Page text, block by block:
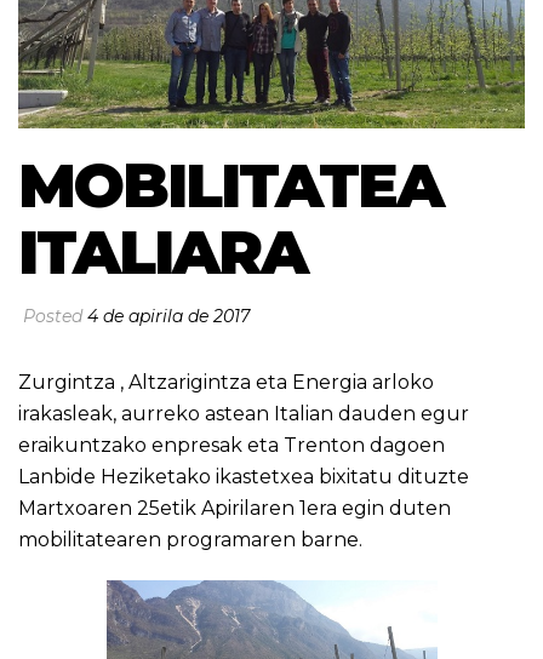
MOBILITATEA
ITALIARA
Posted4 de apirila de 2017
Zurgintza , Altzarigintza eta Energia arloko
irakasleak, aurreko astean Italian dauden egur
eraikuntzako enpresak eta Trenton dagoen
Lanbide Heziketako ikastetxea bixitatu dituzte
Martxoaren 25etik Apirilaren 1era egin duten
mobilitatearen programaren barne.